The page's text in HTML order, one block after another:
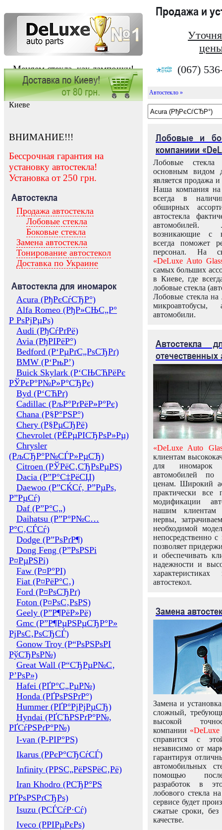
Меняем стекла, как лампочки!
Продажа и
(067)
Заказать установку автостекла в
Киеве
ВНИМАНИЕ!!!
Бессрочная гарантия на
установку автостекла!
Установка от 250 грн.
Автостекла
Продажа автостекла
Лобовые стекла
Боковые стекла
Замена автостекла
Тонирование автостекол
Доставка по Украине
Автостекла для иномарок
Acura (РђРєСѓСЂР°)
Alfa Romeo (РђР»СЊС„Р°
Р РѕРјРµРѕ)
Audi (РђСѓРґРё)
Avia (РђРІРёР°)
Bedford (Р‘РµРґС„РѕСЂРґ)
BMW (Р‘РњР’)
Buick Skylark (Р‘СЊСЋРёРє
РЎРєР°Р№Р»Р°СЂРє)
Byd (Р‘СЋРґ)
Cadillac (РљР°РґРёР»Р°Рє)
Chana (Р§Р°РЅР°)
Chery (Р§РµСЂРё)
Chevrolet (РЁРµРІСЂРѕР»Рµ)
Chrysler
(РљСЂР°Р№СЃР»РµСЂ)
Citroen (РЎРёС‚СЂРѕРµРЅ)
Dacia (Р”Р°С‡РёСЏ)
Daewoo (Р”СЌСѓ, Р”РµРѕ,
Р”РµСѓ)
Daf (Р”Р°С„)
Daihatsu (Р”Р°Р№С…
Р°С‚СЃСѓ)
Dodge (Р”РѕРґР¶)
Dong Feng (Р”РѕРЅРі
Р¤РµРЅРі)
Faw (Р¤Р°РІ)
Fiat (Р¤РёР°С‚)
Ford (Р¤РѕСЂРґ)
Foton (Р¤РѕС‚РѕРЅ)
Geely (Р”Р¶РёР»Рё)
Gmc (Р”Р¶РµРЅРµСЂР°Р»
РјРѕС‚РѕСЂСЃ)
Gonow Troy (Р“РѕРЅРѕРІ
РўСЂРѕР№)
Great Wall (Р“СЂРµР№С‚
Р’РѕР»)
Hafei (РҐР°С„РµР№)
Honda (РҐРѕРЅРґР°)
Hummer (РҐР°РјРјРµСЂ)
Hyndai (РҐСЋРЅРґР°Р№,
РҐСѓРЅРґР°Р№)
I-van (Р-РІР°РЅ)
Ikarus (РРєР°СЂСѓСЃ)
Infinity (РРЅС„РёРЅРёС‚Рё)
Iran Khodro (РСЂР°РЅ
РҐРѕРЅРґСЂРѕ)
Isuzu (РСЃСѓР·Сѓ)
Iveco (РРІРµРєРѕ)
Автостекло »
Лобовые и
компаниии
Лобовые
основным видом
является продажа и
Наша компания на
всегда в
обширных
автостекла
возникающие с
всегда поможет
персонал. На
«DeLuxe Auto
самых больших
в Киеве, где
лобовые стекла
Лобовые стекла на
микроавтобусы,
автомобили.
Автостекла
отечественных
«DeLuxe Auto
клиентам
для иномарок
автомобилей
ценам. Широкий
практически все
модификации
нашим клиентам
нервы,
необходимой
непосредственно
позволяет
и обеспечивать
надежности и
автостекол.
Замена
Замена и
сложный,
высокой
компании «DeLuxe
справится с
независимо от
гарантируя
автомобильных
помощью
разработок в
лобового стекла
сервисе будет
сжатые сроки,
качестве.